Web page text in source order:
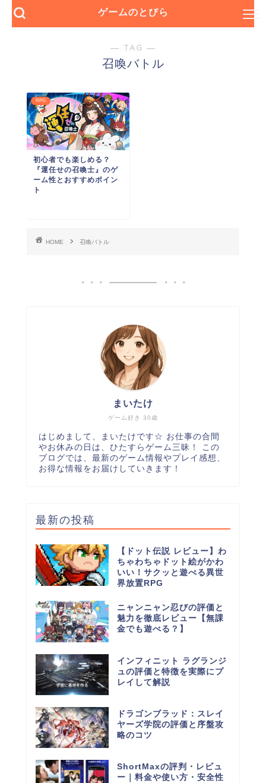
ゲームのとびら
― TAG ―
召喚バトル
RPG
初心者でも楽しめる？
『運任せの召喚士』のゲ
ーム性とおすすめポイン
ト
HOME 召喚バトル
ゲーム好き 30歳
まいたけ
はじめまして、まいたけです☆ お仕事の合間
やお休みの日は、ひたすらゲーム三昧！ この
ブログでは、最新のゲーム情報やプレイ感想、
お得な情報をお届けしていきます！
最新の投稿
【ドット伝説 レビュー】わ
ちゃわちゃドット絵がかわ
いい！サクッと遊べる異世
界放置RPG
ニャンニャン忍びの評価と
魅力を徹底レビュー【無課
金でも遊べる？】
インフィニット ラグランジ
ュの評価と特徴を実際にプ
レイして解説
ドラゴンブラッド：スレイ
ヤーズ学院の評価と序盤攻
略のコツ
ShortMaxの評判・レビュ
ー｜料金や使い方・安全性